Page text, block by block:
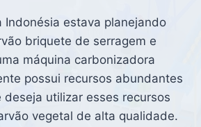
Indonésia estava planejando
briquete de serragem e
máquina carbonizadora
possui recursos abundantes
deseja utilizar esses recursos
vegetal de alta qualidade.